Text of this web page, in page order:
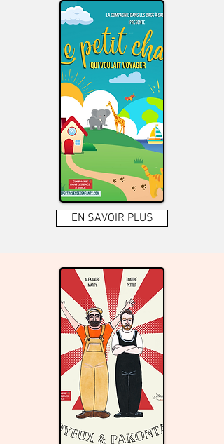
EN SAVOIR PLUS